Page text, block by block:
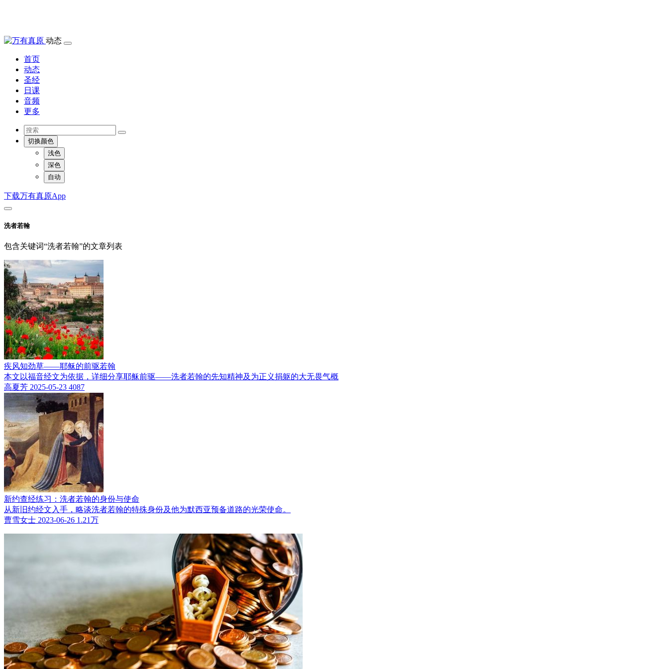
动态
首页
动态
圣经
日课
音频
更多
切换颜色
浅色
深色
自动
下载万有真原App
洗者若翰
包含关键词“洗者若翰”的文章列表
疾风知劲草——耶稣的前驱若翰
本文以福音经文为依据，详细分享耶稣前驱——洗者若翰的先知精神及为正义捐躯的大无畏气概
高夏芳 2025-05-23 4087
新约查经练习：洗者若翰的身份与使命
从新旧约经文入手，略谈洗者若翰的特殊身份及他为默西亚预备道路的光荣使命。
曹雪女士 2023-06-26 1.21万